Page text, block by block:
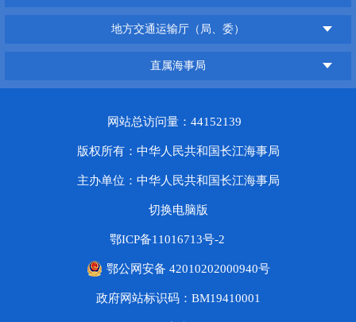
地方交通运输厅（局、委）
直属海事局
网站总访问量：44152139
版权所有：中华人民共和国长江海事局
主办单位：中华人民共和国长江海事局
切换电脑版
鄂ICP备11016713号-2
鄂公网安备 42010202000940号
政府网站标识码：BM19410001